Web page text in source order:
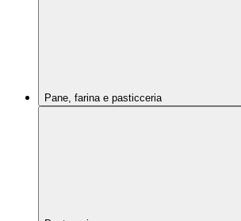
Pane, farina e pasticceria